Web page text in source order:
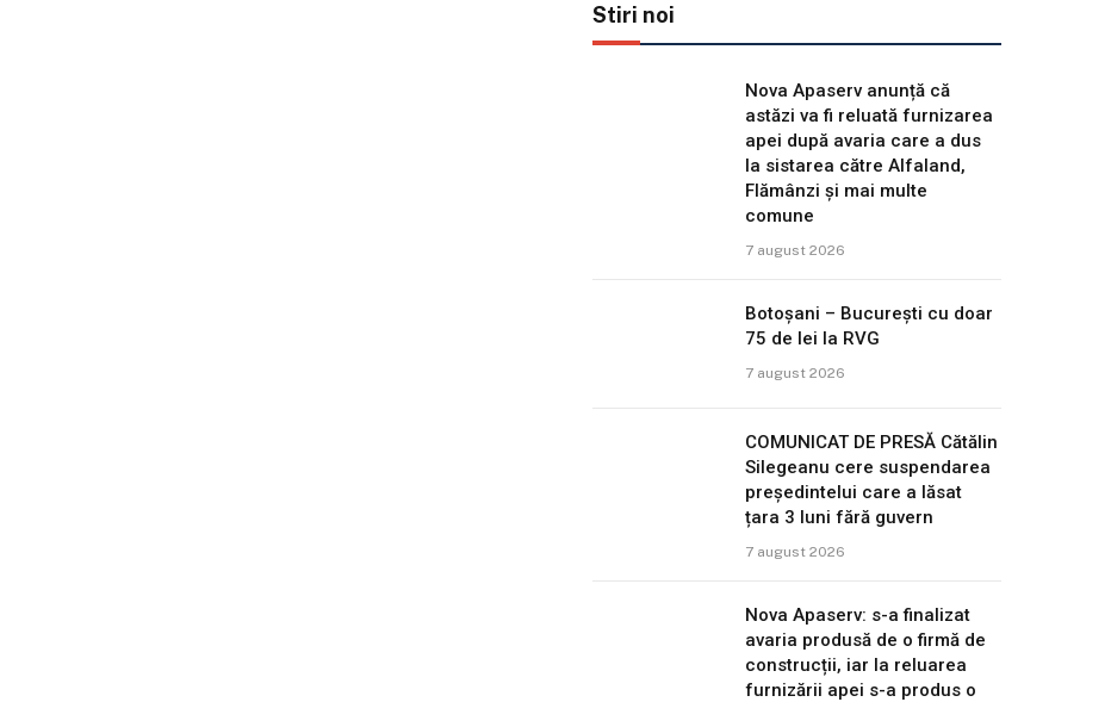
Stiri noi
Nova Apaserv anunță că
astăzi va fi reluată furnizarea
apei după avaria care a dus
la sistarea către Alfaland,
Flămânzi și mai multe
comune
7 august 2026
Botoșani – București cu doar
75 de lei la RVG
7 august 2026
COMUNICAT DE PRESĂ Cătălin
Silegeanu cere suspendarea
președintelui care a lăsat
țara 3 luni fără guvern
7 august 2026
Nova Apaserv: s-a finalizat
avaria produsă de o firmă de
construcții, iar la reluarea
furnizării apei s-a produs o